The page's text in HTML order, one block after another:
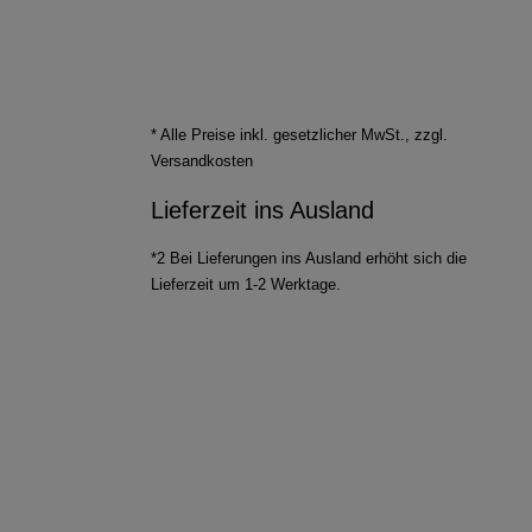
* Alle Preise inkl. gesetzlicher MwSt., zzgl.
Versandkosten
Lieferzeit ins Ausland
*2 Bei Lieferungen ins Ausland erhöht sich die
Lieferzeit um 1-2 Werktage.